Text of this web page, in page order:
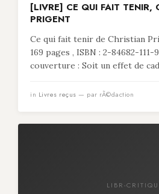
[LIVRE] CE QUI FAIT TENIR,
PRIGENT
Ce qui fait tenir de Christian
169 pages , ISBN : 2-84682-111-
couverture : Soit un effet de
in Livres reçus — par rÃ©daction
LIBR-